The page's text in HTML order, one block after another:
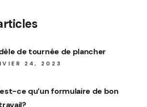
de tournée de plancher
24, 2023
ce qu’un formulaire de bon